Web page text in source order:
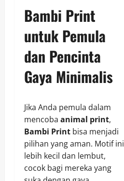
Bambi Print
untuk Pemula
dan Pencinta
Gaya Minimalis
Jika Anda pemula dalam
mencoba animal print,
Bambi Print bisa menjadi
pilihan yang aman. Motif ini
lebih kecil dan lembut,
cocok bagi mereka yang